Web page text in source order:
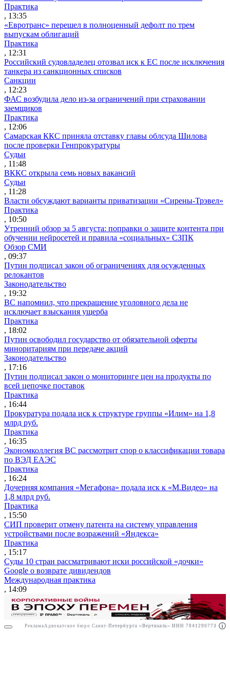
РекламаАО"ПРАВО.РУ" ИНН: 7708095468
Практика
, 13:35
«Евротранс» перешел в полноценный дефолт по трем
выпускам облигаций
Практика
, 12:31
Российский судовладелец отозвал иск к ЕС после исключения
танкера из санкционных списков
Санкции
, 12:23
ФАС возбудила дело из-за ограничений при страховании
заемщиков
Практика
, 12:06
Самарская ККС приняла отставку главы облсуда Шилова
после проверки Генпрокуратуры
Судьи
, 11:48
ВККС открыла семь новых вакансий
Судьи
, 11:28
Власти обсуждают варианты приватизации «Сирены-Трэвел»
Практика
, 10:50
Утренний обзор за 5 августа: поправки о защите контента при
обучении нейросетей и правила «социальных» СЗПК
Обзор СМИ
, 09:37
Путин подписал закон об ограничениях для осужденных
релокантов
Законодательство
, 19:32
ВС напомнил, что прекращение уголовного дела не
исключает взыскания ущерба
Практика
, 18:02
Путин освободил государство от обязательной оферты
миноритариям при передаче акций
Законодательство
, 17:16
Путин подписал закон о мониторинге цен на продукты по
всей цепочке поставок
Практика
, 16:44
Прокуратура подала иск к структуре группы «Илим» на 1,8
млрд руб.
Практика
, 16:35
Экономколлегия ВС рассмотрит спор о классификации товара
по ВЭД ЕАЭС
Практика
, 16:24
Дочерняя компания «Мегафона» подала иск к «М.Видео» на
1,8 млрд руб.
Практика
, 15:50
СИП проверит отмену патента на систему управления
устройствами после возражений «Яндекса»
Практика
, 15:17
Суды 10 стран рассматривают иски российской «дочки»
Google о возврате дивидендов
Международная практика
, 14:09
Реклама Адвокатское бюро Санкт-Петербурга «Вертикаль» ИНН 7841290773